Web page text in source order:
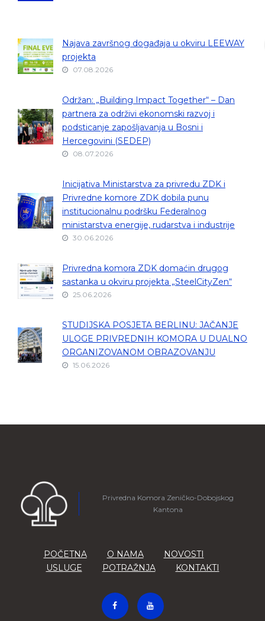
Najava završnog događaja u okviru LEEWAY
projekta
07.08.2026
Održan: „Building Impact Together“ – Dan
partnera za održivi ekonomski razvoj i
podsticanje zapošljavanja u Bosni i
Hercegovini (SEDEP)
08.07.2026
Inicijativa Ministarstva za privredu ZDK i
Privredne komore ZDK dobila punu
institucionalnu podršku Federalnog
ministarstva energije, rudarstva i industrije
30.06.2026
Privredna komora ZDK domaćin drugog
sastanka u okviru projekta „SteelCityZen“
25.06.2026
STUDIJSKA POSJETA BERLINU: JAČANJE
ULOGE PRIVREDNIH KOMORA U DUALNO
ORGANIZOVANOM OBRAZOVANJU
15.06.2026
Privredna Komora Zeničko-Dobojskog
Kantona
POČETNA O NAMA
NOVOSTI
USLUGE
POTRAŽNJA KONTAKTI